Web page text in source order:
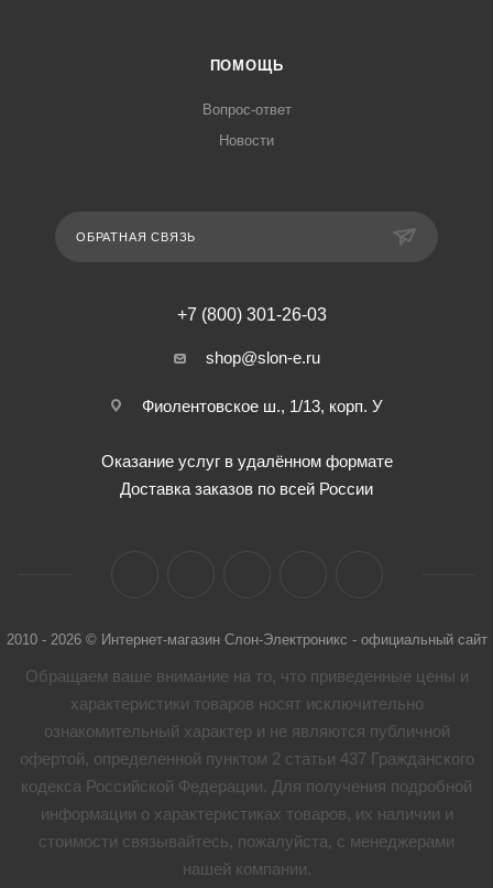
ПОМОЩЬ
Вопрос-ответ
Новости
ОБРАТНАЯ СВЯЗЬ
+7 (800) 301-26-03
shop@slon-e.ru
Фиолентовское ш., 1/13, корп. У
Оказание услуг в удалённом формате
Доставка заказов по всей России
2010 - 2026 © Интернет-магазин Слон-Электроникс - официальный сайт
Обращаем ваше внимание на то, что приведенные цены и
характеристики товaров носят исключительно
ознакомительный характер и не являются публичной
офертой, определенной пунктом 2 статьи 437 Гражданского
кодекса Российской Федерации. Для получения подробной
информации о характеристиках товaров, их наличии и
стоимости связывайтесь, пожалуйста, с менеджерами
нашей компании.